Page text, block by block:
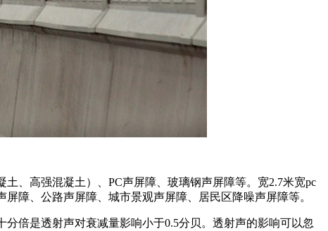
、高强混凝土）、PC声屏障、玻璃钢声屏障等。宽2.7米宽pc
障、公路声屏障、城市景观声屏障、居民区降噪声屏障等。
倍是透射声对衰减量影响小于0.5分贝。透射声的影响可以忽